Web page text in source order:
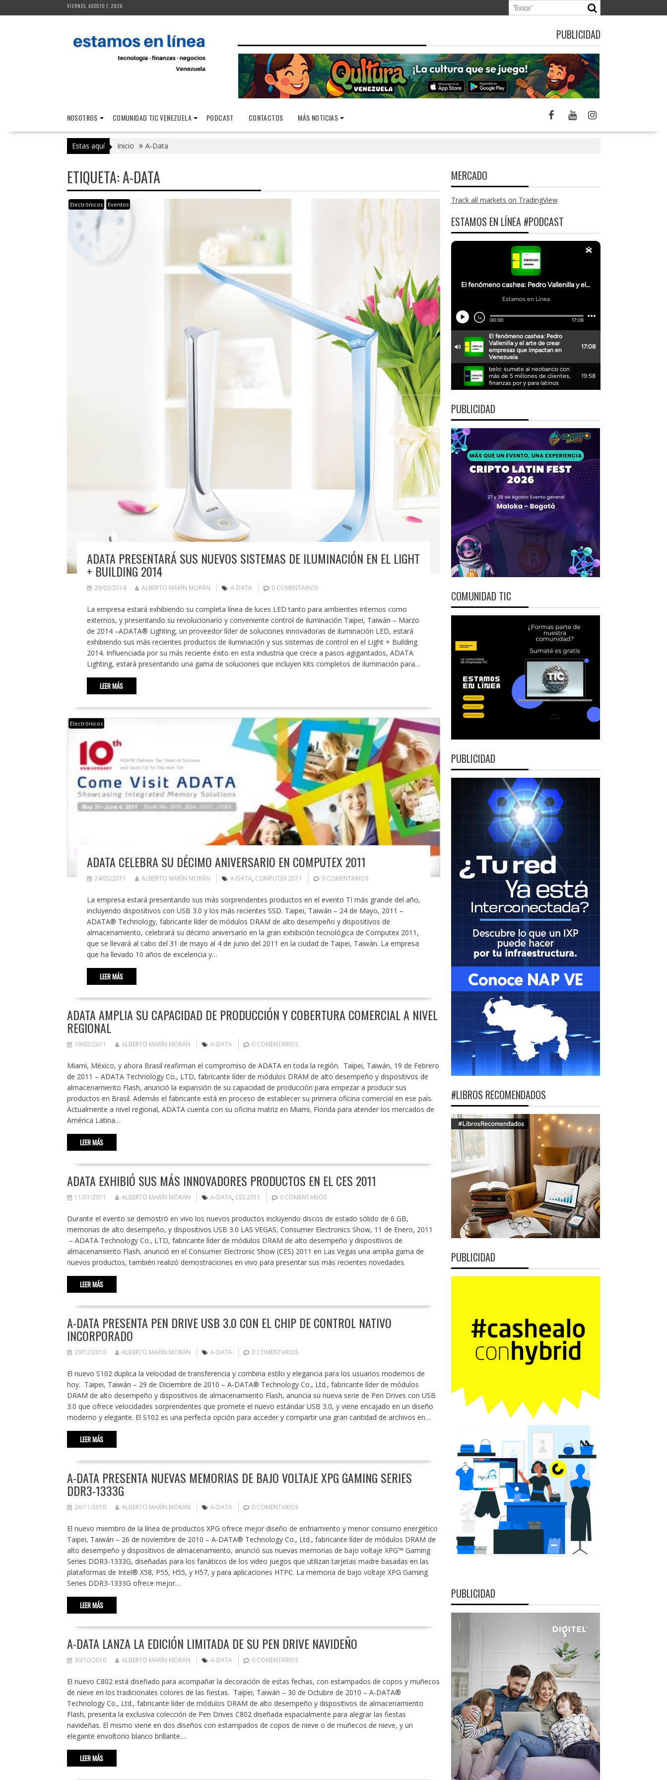
al
VIERNES, AGOSTO 7, 2026
PUBLICIDAD
NOSOTROS COMUNIDAD TIC VENEZUELA PODCAST CONTACTOS MÁS NOTICIAS
Estas aquí Inicio A-Data
ETIQUETA:A-DATA
Electrónicos Eventos
ADATA PRESENTARÁ SUS NUEVOS SISTEMAS DE ILUMINACIÓN EN EL LIGHT
+ BUILDING 2014
29/03/2014 ALBERTO MARÍN MORÁN A-DATA 0 COMENTARIOS
La empresa estará exhibiendo su completa línea de luces LED tanto para ambientes internos como
externos, y presentando su revolucionario y conveniente control de iluminación Taipei, Taiwán – Marzo
de 2014 –ADATA® Lighting, un proveedor líder de soluciones innovadoras de iluminación LED, estará
exhibiendo sus más recientes productos de iluminación y sus sistemas de control en el Light + Building
2014. Influenciada por su más reciente éxito en esta industria que crece a pasos agigantados, ADATA
Lighting, estará presentando una gama de soluciones que incluyen kits completos de iluminación para…
LEER MÁS
Electrónicos
ADATA CELEBRA SU DÉCIMO ANIVERSARIO EN COMPUTEX 2011
24/05/2011 ALBERTO MARÍN MORÁN A-DATA, COMPUTEX 2011 0 COMENTARIOS
La empresa estará presentando sus más sorprendentes productos en el evento TI más grande del año,
incluyendo dispositivos con USB 3.0 y los más recientes SSD. Taipei, Taiwán – 24 de Mayo, 2011 –
ADATA® Technology, fabricante líder de módulos DRAM de alto desempeño y dispositivos de
almacenamiento, celebrará su décimo aniversario en la gran exhibición tecnológica de Computex 2011,
que se llevará al cabo del 31 de mayo al 4 de junio del 2011 en la ciudad de Taipei, Taiwán. La empresa
que ha llevado 10 años de excelencia y…
LEER MÁS
ADATA AMPLIA SU CAPACIDAD DE PRODUCCIÓN Y COBERTURA COMERCIAL A NIVEL
REGIONAL
19/02/2011 ALBERTO MARÍN MORÁN A-DATA 0 COMENTARIOS
Miami, México, y ahora Brasil reafirman el compromiso de ADATA en toda la región. Taipei, Taiwán, 19 de Febrero
de 2011 – ADATA Technology Co., LTD, fabricante líder de módulos DRAM de alto desempeño y dispositivos de
almacenamiento Flash, anunció la expansión de su capacidad de producción para empezar a producir sus
productos en Brasil. Además el fabricante está en proceso de establecer su primera oficina comercial en ese país.
Actualmente a nivel regional, ADATA cuenta con su oficina matriz en Miami, Florida para atender los mercados de
América Latina…
LEER MÁS
ADATA EXHIBIÓ SUS MÁS INNOVADORES PRODUCTOS EN EL CES 2011
11/01/2011 ALBERTO MARÍN MORÁN A-DATA, CES 2011 0 COMENTARIOS
Durante el evento se demostró en vivo los nuevos productos incluyendo discos de estado sólido de 6 GB,
memorias de alto desempeño, y dispositivos USB 3.0 LAS VEGAS, Consumer Electronics Show, 11 de Enero, 2011
– ADATA Technology Co., LTD, fabricante líder de módulos DRAM de alto desempeño y dispositivos de
almacenamiento Flash, anunció en el Consumer Electronic Show (CES) 2011 en Las Vegas una amplia gama de
nuevos productos, también realizó demostraciones en vivo para presentar sus más recientes novedades.
LEER MÁS
A-DATA PRESENTA PEN DRIVE USB 3.0 CON EL CHIP DE CONTROL NATIVO
INCORPORADO
29/12/2010 ALBERTO MARÍN MORÁN A-DATA 0 COMENTARIOS
El nuevo S102 duplica la velocidad de transferencia y combina estilo y elegancia para los usuarios modernos de
hoy. Taipei, Taiwán – 29 de Diciembre de 2010 – A-DATA® Technology Co., Ltd., fabricante líder de módulos
DRAM de alto desempeño y dispositivos de almacenamiento Flash, anuncia su nueva serie de Pen Drives con USB
3.0 que ofrece velocidades sorprendentes que promete el nuevo estándar USB 3.0, y viene encajado en un diseño
moderno y elegante. El S102 es una perfecta opción para acceder y compartir una gran cantidad de archivos en…
LEER MÁS
A-DATA PRESENTA NUEVAS MEMORIAS DE BAJO VOLTAJE XPG GAMING SERIES
DDR3-1333G
26/11/2010 ALBERTO MARÍN MORÁN A-DATA 0 COMENTARIOS
El nuevo miembro de la línea de productos XPG ofrece mejor diseño de enfriamiento y menor consumo energético
Taipei, Taiwán – 26 de noviembre de 2010 – A-DATA® Technology Co., Ltd., fabricante líder de módulos DRAM de
alto desempeño y dispositivos de almacenamiento, anunció sus nuevas memorias de bajo voltaje XPG™ Gaming
Series DDR3-1333G, diseñadas para los fanáticos de los video juegos que utilizan tarjetas madre basadas en las
plataformas de Intel® X58, P55, H55, y H57, y para aplicaciones HTPC. La memoria de bajo voltaje XPG Gaming
Series DDR3-1333G ofrece mejor…
LEER MÁS
A-DATA LANZA LA EDICIÓN LIMITADA DE SU PEN DRIVE NAVIDEÑO
30/10/2010 ALBERTO MARÍN MORÁN A-DATA 0 COMENTARIOS
El nuevo C802 está diseñado para acompañar la decoración de estas fechas, con estampados de copos y muñecos
de nieve en los tradicionales colores de las fiestas. Taipei, Taiwán – 30 de Octubre de 2010 – A-DATA®
Technology Co., Ltd., fabricante líder de módulos DRAM de alto desempeño y dispositivos de almacenamiento
Flash, presenta la exclusiva colección de Pen Drives C802 diseñada espacialmente para alegrar las fiestas
navideñas. El mismo viene en dos diseños con estampados de copos de nieve o de muñecos de nieve, y un
elegante envoltorio blanco brillante.…
LEER MÁS
MERCADO
Track all markets on TradingView
ESTAMOS EN LÍNEA #PODCAST
PUBLICIDAD
COMUNIDAD TIC
PUBLICIDAD
#LIBROS RECOMENDADOS
PUBLICIDAD
PUBLICIDAD